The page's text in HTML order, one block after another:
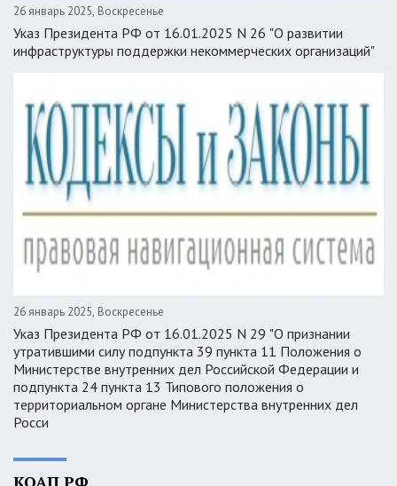
26 январь 2025, Воскресенье
Указ Президента РФ от 16.01.2025 N 26 "О развитии
инфраструктуры поддержки некоммерческих организаций"
26 январь 2025, Воскресенье
Указ Президента РФ от 16.01.2025 N 29 "О признании
утратившими силу подпункта 39 пункта 11 Положения о
Министерстве внутренних дел Российской Федерации и
подпункта 24 пункта 13 Типового положения о
территориальном органе Министерства внутренних дел
Росси
КОАП РФ